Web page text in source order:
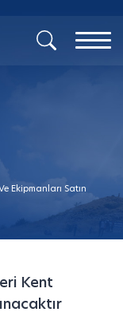
Ekipmanları Satın
Kent